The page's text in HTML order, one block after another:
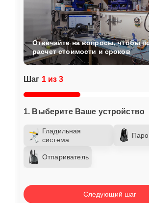
Шаг 1 из 3
1. Выберите Ваше устройство
Гладильная
система
Отпариватель
Отвечайте на вопросы, чтобы
расчет стоимости и сроков
Следующий шаг